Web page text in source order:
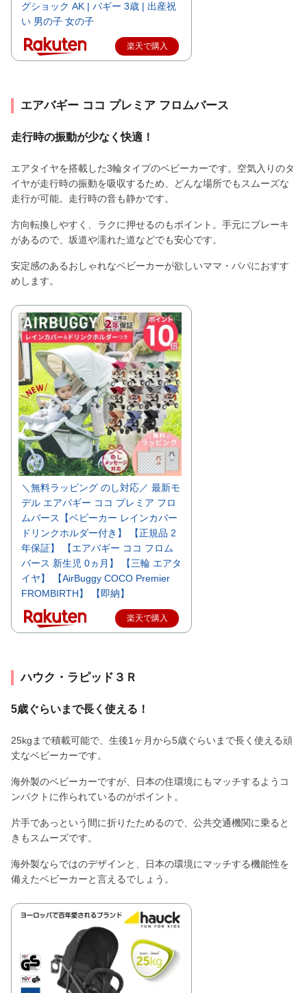
グショック AK | バギー 3歳 | 出産祝
い 男の子 女の子
楽天で購入
エアバギー ココ プレミア フロムバース
走行時の振動が少なく快適！
エアタイヤを搭載した3輪タイプのベビーカーです。空気入りのタ
イヤが走行時の振動を吸収するため、どんな場所でもスムーズな
走行が可能。走行時の音も静かです。
方向転換しやすく、ラクに押せるのもポイント。手元にブレーキ
があるので、坂道や濡れた道などでも安心です。
安定感のあるおしゃれなベビーカーが欲しいママ・パパにおすす
めします。
＼無料ラッピング のし対応／ 最新モ
デル エアバギー ココ プレミア フロ
ムバース【ベビーカー レインカバー
ドリンクホルダー付き】 【正規品 2
年保証】 【エアバギー ココ フロム
バース 新生児 0ヵ月】 【三輪 エアタ
イヤ】 【AirBuggy COCO Premier
FROMBIRTH】 【即納】
楽天で購入
ハウク・ラピッド３Ｒ
5歳ぐらいまで長く使える！
25kgまで積載可能で、生後1ヶ月から5歳ぐらいまで長く使える頑
丈なベビーカーです。
海外製のベビーカーですが、日本の住環境にもマッチするようコ
ンパクトに作られているのがポイント。
片手であっという間に折りたためるので、公共交通機関に乗ると
きもスムーズです。
海外製ならではのデザインと、日本の環境にマッチする機能性を
備えたベビーカーと言えるでしょう。